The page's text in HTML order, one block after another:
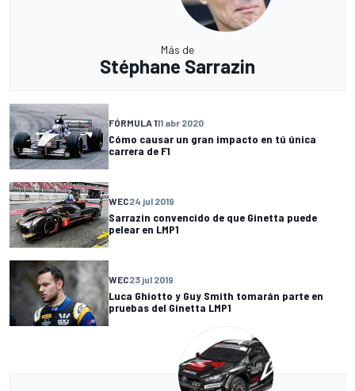
Más de
Stéphane Sarrazin
FÓRMULA 111 abr 2020
Cómo causar un gran impacto en tú única
carrera de F1
WEC24 jul 2019
Sarrazin convencido de que Ginetta puede
pelear en LMP1
WEC23 jul 2019
Luca Ghiotto y Guy Smith tomarán parte en
pruebas del Ginetta LMP1